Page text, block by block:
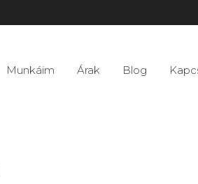
Munkáim Árak Blog